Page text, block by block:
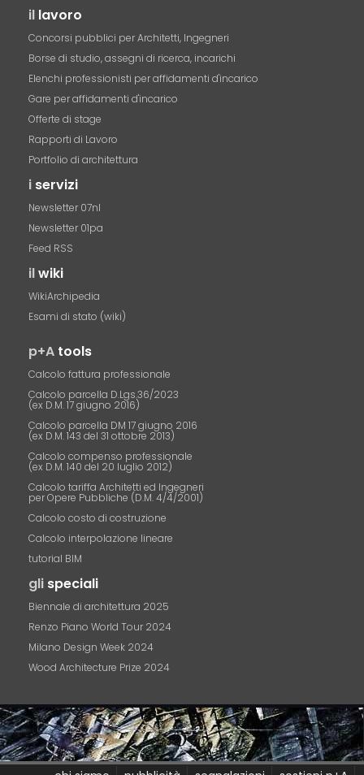
il lavoro
Concorsi pubblici per Architetti, Ingegneri
Borse di studio, assegni di ricerca, incarichi
Elenchi professionisti per affidamenti d'incarico
Gare per affidamenti d'incarico
Offerte di stage
Rapporti di Lavoro
Portfolio di architettura
i servizi
Newsletter 07nl
Newsletter 01pa
Feed RSS
ilwiki
WikiArchipedia
Esami di stato (wiki)
p+A tools
Calcolo fattura professionale
Calcolo parcella D.Lgs.36/2023
(ex D.M. 17 giugno 2016)
Calcolo parcella DM 17 giugno 2016
(ex D.M. 143 del 31 ottobre 2013)
Calcolo compenso professionale
(ex D.M. 140 del 20 luglio 2012)
Calcolo tariffa Architetti ed Ingegneri
per Opere Pubbliche (D.M. 4/4/2001)
Calcolo costo di costruzione
Calcolo interpolazione lineare
tutorial BIM
gli speciali
Biennale di architettura 2025
Renzo Piano World Tour 2024
Milano Design Week 2024
Wood Architecture Prize 2024